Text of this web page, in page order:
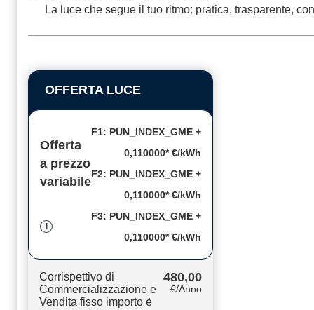
La luce che segue il tuo ritmo: pratica, trasparente,
OFFERTA LUCE
Offerta
a prezzo
variabile
i
F1: PUN_INDEX_GME +
0,110000* €/kWh
F2: PUN_INDEX_GME +
0,110000* €/kWh
F3: PUN_INDEX_GME +
0,110000* €/kWh
Corrispettivo di
Commercializzazione e
Vendita fisso importo è
480,00
€/Anno